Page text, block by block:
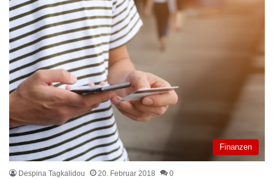
Finanzen
Despina Tagkalidou 20. Februar 2018 0